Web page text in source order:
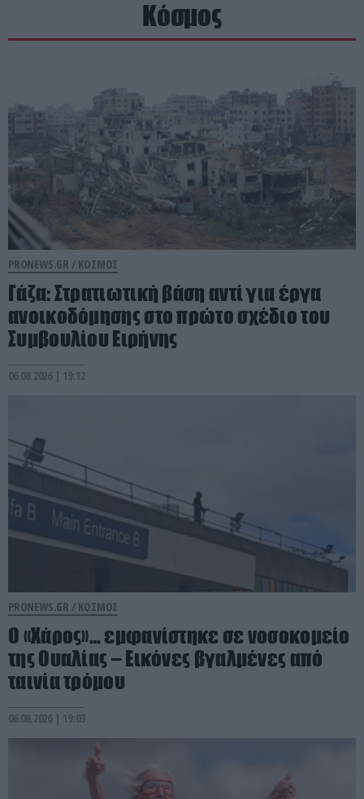
Κόσμος
PRONEWS.GR / ΚΟΣΜΟΣ
Γάζα: Στρατιωτική βάση αντί για έργα
ανοικοδόμησης στο πρώτο σχέδιο του
Συμβουλίου Ειρήνης
06.08.2026 | 19:12
PRONEWS.GR / ΚΟΣΜΟΣ
Ο «Χάρος»… εμφανίστηκε σε νοσοκομείο
της Ουαλίας – Εικόνες βγαλμένες από
ταινία τρόμου
06.08.2026 | 19:03